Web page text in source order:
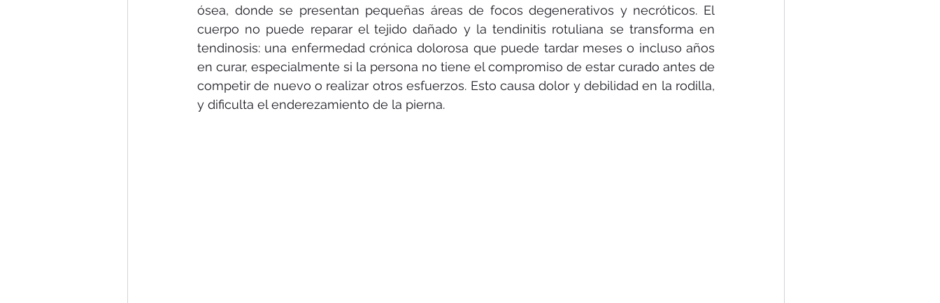
ósea, donde se presentan pequeñas áreas de focos degenerativos y necróticos. El
cuerpo no puede reparar el tejido dañado y la tendinitis rotuliana se transforma en
tendinosis: una enfermedad crónica dolorosa que puede tardar meses o incluso años
en curar, especialmente si la persona no tiene el compromiso de estar curado antes de
competir de nuevo o realizar otros esfuerzos. Esto causa dolor y debilidad en la rodilla,
y dificulta el enderezamiento de la pierna.